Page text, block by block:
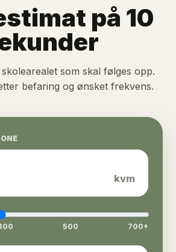
på 10
som skal følges opp.
befaring og ønsket frekvens.
kvm
500 700+